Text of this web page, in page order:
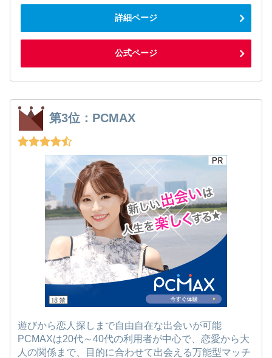
詳細ページ
公式ページ
第3位：PCMAX
遊びから恋人探しまで自由自在な出会いが可能
PCMAXは20代～40代の利用者が中心で、恋愛から大
人の関係まで、目的に合わせて出会える万能型マッチ